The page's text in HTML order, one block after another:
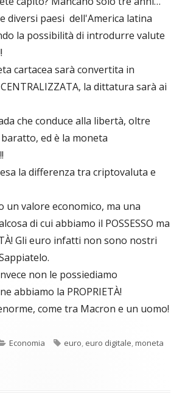
diversi paesi dell'America latina
la possibilità di introdurre valute
cartacea sarà convertita in
la dittatura sarà ai
che conduce alla libertà, oltre
ed è la moneta
la differenza tra criptovaluta e
un valore economico, ma una
di cui abbiamo il POSSESSO ma
Gli euro infatti non sono nostri
non le possiediamo
abbiamo la PROPRIETÀ!
come tra Macron e un uomo!
Categorie
Economia Tag
euro euro digitale moneta